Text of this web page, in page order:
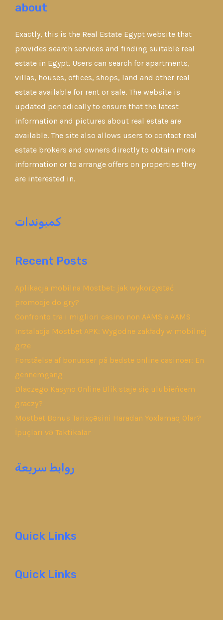
about
Exactly, this is the Real Estate Egypt website that
provides search services and finding suitable real
estate in Egypt. Users can search for apartments,
villas, houses, offices, shops, land and other real
estate available for rent or sale. The website is
updated periodically to ensure that the latest
information and pictures about real estate are
available. The site also allows users to contact real
estate brokers and owners directly to obtain more
information or to arrange offers on properties they
are interested in.
كمبوندات
Recent Posts
Aplikacja mobilna Mostbet: jak wykorzystać
promocje do gry?
Confronto tra i migliori casino non AAMS e AAMS
Instalacja Mostbet APK: Wygodne zakłady w mobilnej
grze
Forståelse af bonusser på bedste online casinoer: En
gennemgang
Dlaczego Kasyno Online Blik staje się ulubieńcem
graczy?
Mostbet Bonus Tarixçəsini Haradan Yoxlamaq Olar?
İpuçları və Taktikalar
روابط سريعة
Quick Links
Quick Links